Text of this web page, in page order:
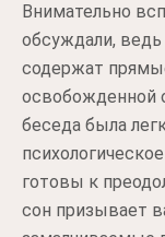
Внимательно
обсуждали,
содержат
освобожденной
беседа была
готовы к
сон призывает